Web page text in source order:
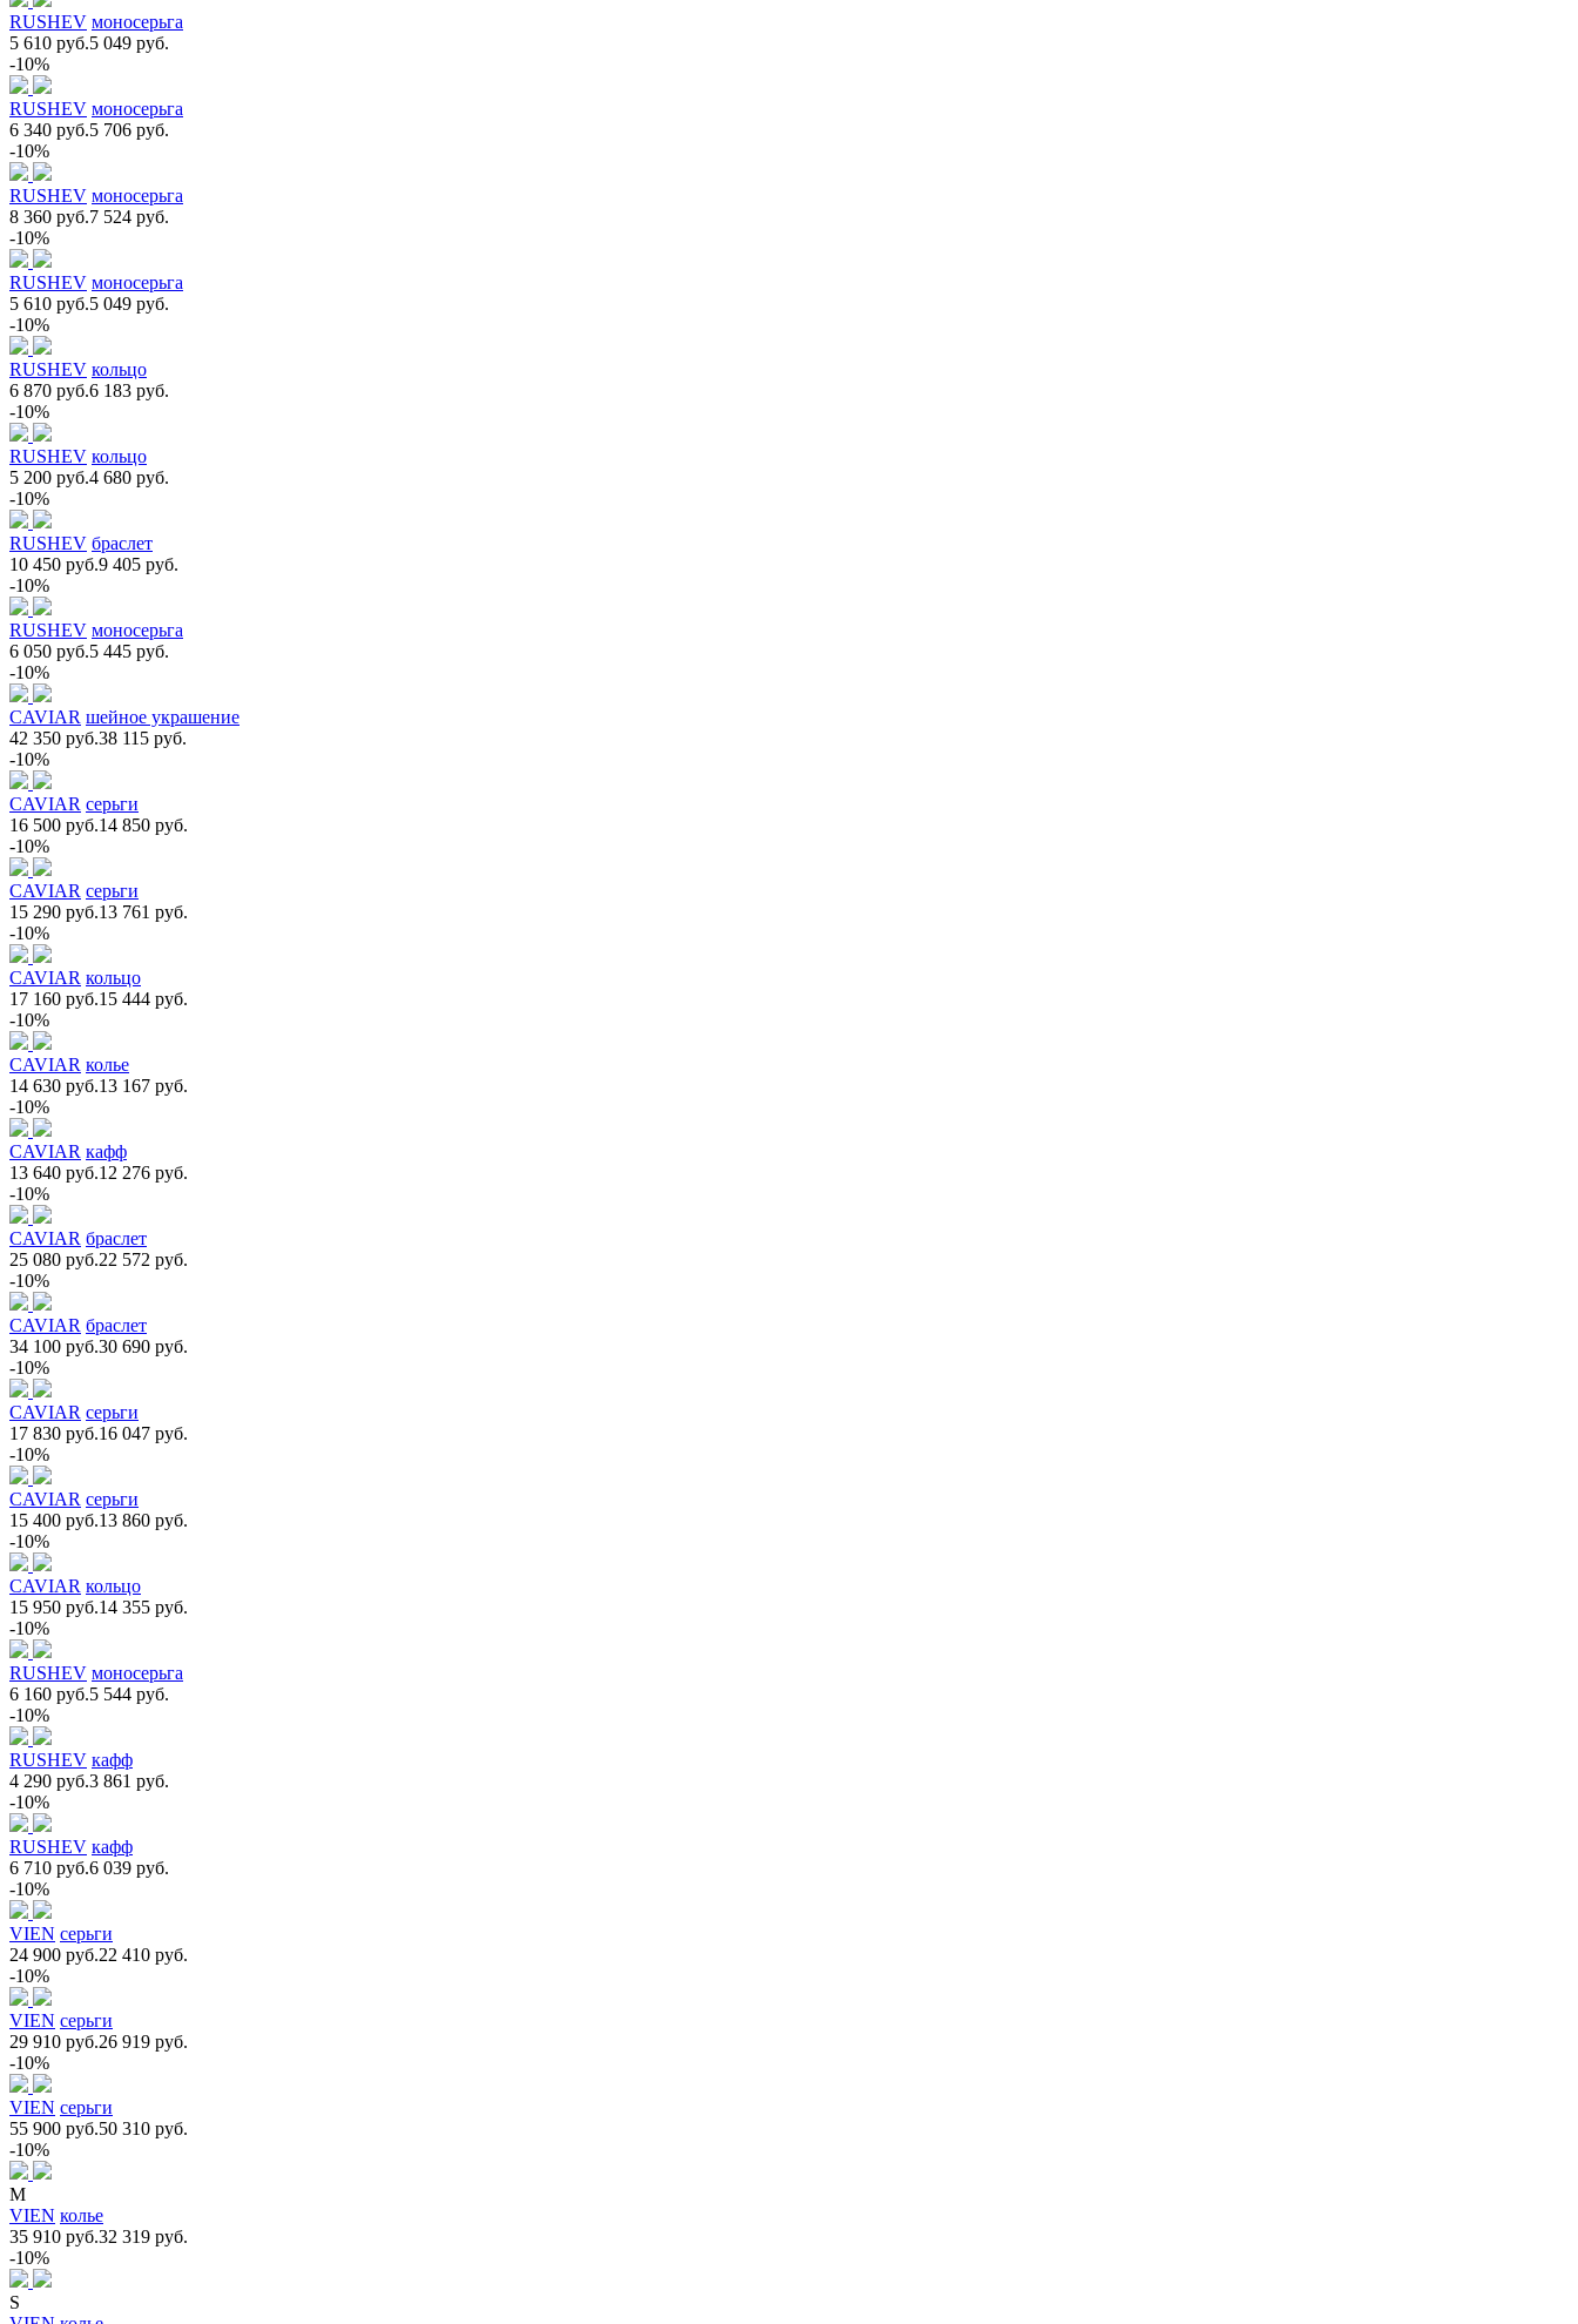
RUSHEV моносерьга
5 610 руб.5 049 руб.
-10%
RUSHEV моносерьга
6 340 руб.5 706 руб.
-10%
RUSHEV моносерьга
8 360 руб.7 524 руб.
-10%
RUSHEV моносерьга
5 610 руб.5 049 руб.
-10%
RUSHEV кольцо
6 870 руб.6 183 руб.
-10%
RUSHEV кольцо
5 200 руб.4 680 руб.
-10%
RUSHEV браслет
10 450 руб.9 405 руб.
-10%
RUSHEV моносерьга
6 050 руб.5 445 руб.
-10%
CAVIAR шейное украшение
42 350 руб.38 115 руб.
-10%
CAVIAR серьги
16 500 руб.14 850 руб.
-10%
CAVIAR серьги
15 290 руб.13 761 руб.
-10%
CAVIAR кольцо
17 160 руб.15 444 руб.
-10%
CAVIAR колье
14 630 руб.13 167 руб.
-10%
CAVIAR кафф
13 640 руб.12 276 руб.
-10%
CAVIAR браслет
25 080 руб.22 572 руб.
-10%
CAVIAR браслет
34 100 руб.30 690 руб.
-10%
CAVIAR серьги
17 830 руб.16 047 руб.
-10%
CAVIAR серьги
15 400 руб.13 860 руб.
-10%
CAVIAR кольцо
15 950 руб.14 355 руб.
-10%
RUSHEV моносерьга
6 160 руб.5 544 руб.
-10%
RUSHEV кафф
4 290 руб.3 861 руб.
-10%
RUSHEV кафф
6 710 руб.6 039 руб.
-10%
VIEN серьги
24 900 руб.22 410 руб.
-10%
VIEN серьги
29 910 руб.26 919 руб.
-10%
VIEN серьги
55 900 руб.50 310 руб.
-10%
M
VIEN колье
35 910 руб.32 319 руб.
-10%
S